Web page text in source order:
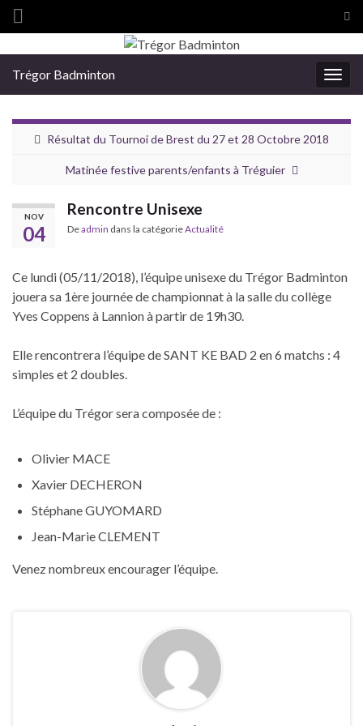
Search for:
Trégor Badminton
Résultat du Tournoi de Brest du 27 et 28 Octobre 2018
Matinée festive parents/enfants à Tréguier
NOV
04
Rencontre Unisexe
Deadmin dans la catégorieActualité
Ce lundi (05/11/2018), l’équipe unisexe du Trégor Badminton
jouera sa 1ère journée de championnat à la salle du collège
Yves Coppens à Lannion à partir de 19h30.
Elle rencontrera l’équipe de SANT KE BAD 2 en 6 matchs : 4
simples et 2 doubles.
L’équipe du Trégor sera composée de :
Olivier MACE
Xavier DECHERON
Stéphane GUYOMARD
Jean-Marie CLEMENT
Venez nombreux encourager l’équipe.